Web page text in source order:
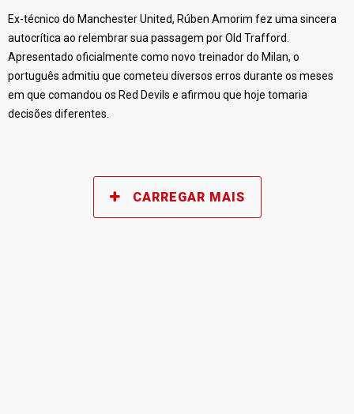
CARREGAR MAIS
Ex-técnico do Manchester United, Rúben Amorim fez uma sincera
autocrítica ao relembrar sua passagem por Old Trafford.
Apresentado oficialmente como novo treinador do Milan, o
português admitiu que cometeu diversos erros durante os meses
em que comandou os Red Devils e afirmou que hoje tomaria
decisões diferentes.